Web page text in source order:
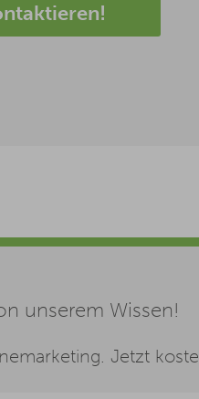
unserem Wissen!
Jetzt